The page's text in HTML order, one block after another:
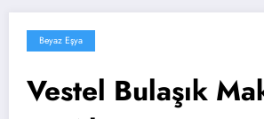
Beyaz Eşya
Vestel Bulaşık